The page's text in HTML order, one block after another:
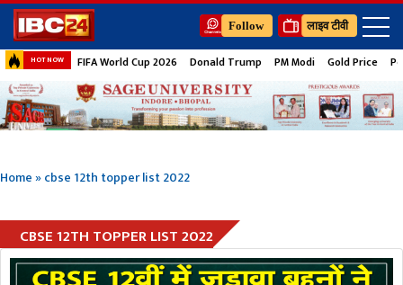
Follow लाइव टीवी
HOT NOW FIFA World Cup 2026 Donald Trump PM Modi Gold Price
Home»cbse 12th topper list 2022
CBSE 12TH TOPPER LIST 2022